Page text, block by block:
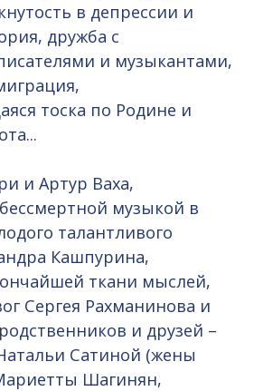
в депрессии и
дружба с
и музыкантами,
тоска по Родине и
и Артур Ваха,
музыкой в
талантливого
Кашпурина,
ткани мыслей,
Сергея Рахманинова и
и друзей –
Сатиной (жены
Шагинян,